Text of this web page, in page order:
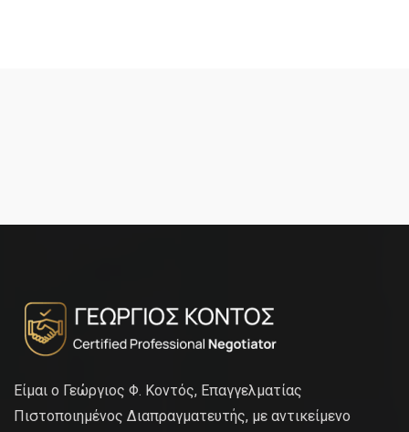
Είμαι ο Γεώργιος Φ. Κοντός, Επαγγελματίας
Πιστοποιημένος Διαπραγματευτής, με αντικείμενο